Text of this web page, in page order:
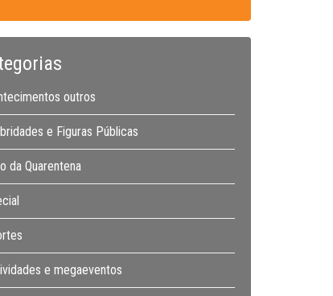
outros
e Figuras Públicas
da Quarentena
e megaeventos